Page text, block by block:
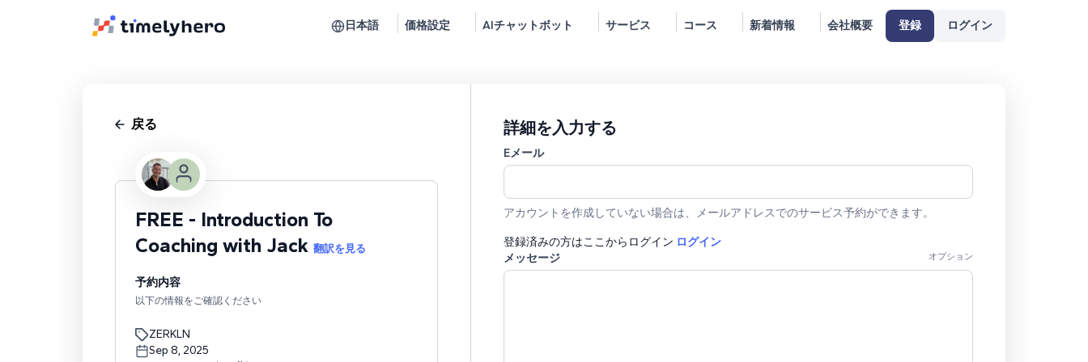
日本語 価格設定 AIチャットボット サービス コース 新着情報 会社概要 登録 ログイン
戻る
FREE - Introduction To
Coaching with Jack 翻訳を見る
予約内容
以下の情報をご確認ください
ZERKLN
Sep 8, 2025
詳細を入力する
Eメール
アカウントを作成していない場合は、メールアドレスでのサービス予約ができます。
登録済みの方はここからログイン ログイン
メッセージ
オプション